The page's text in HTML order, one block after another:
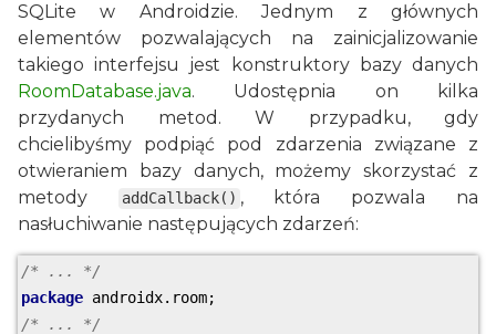
SQLite w Androidzie. Jednym z głównych
elementów pozwalających na zainicjalizowanie
takiego interfejsu jest konstruktory bazy danych
RoomDatabase.java. Udostępnia on kilka
przydanych metod. W przypadku, gdy
chcielibyśmy podpiąć pod zdarzenia związane z
otwieraniem bazy danych, możemy skorzystać z
metody
addCallback() , która pozwala na
nasłuchiwanie następujących zdarzeń:
/* ... */
package
/* ... */